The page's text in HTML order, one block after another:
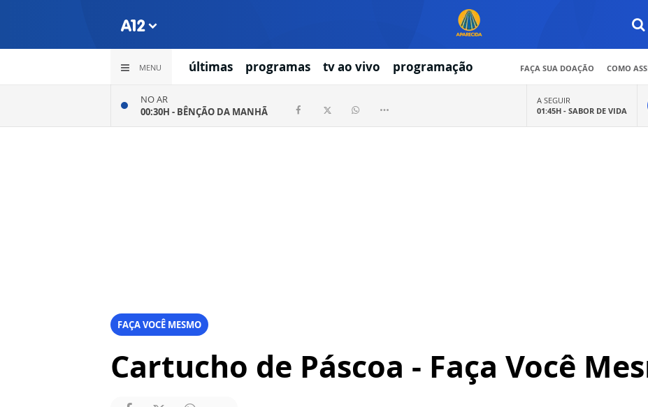
MENU últimas programas tv ao vivo programação FAÇA SUA DOAÇÃO COMO
NO AR
00:30H - BÊNÇÃO DA MANHÃ
A SEGUIR
01:45H - SABOR DE VIDA
FAÇA VOCÊ MESMO
Cartucho de Páscoa - Faça Você